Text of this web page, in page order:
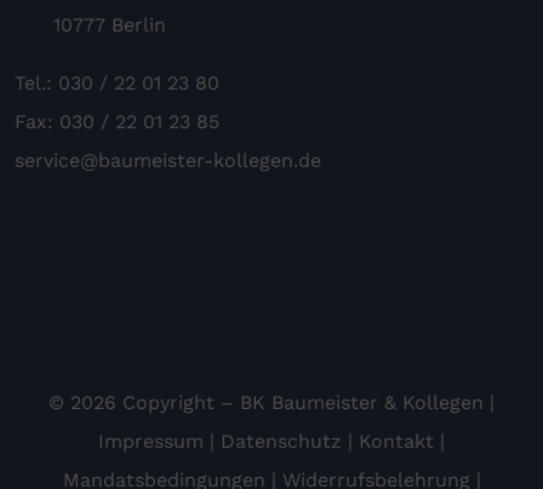
10777 Berlin
Tel.: 030 / 22 01 23 80
Fax: 030 / 22 01 23 85
service@baumeister-kollegen.de
© 2026 Copyright – BK Baumeister & Kollegen |
Impressum
Datenschutz Kontakt
Mandatsbedingungen
Widerrufsbelehrung